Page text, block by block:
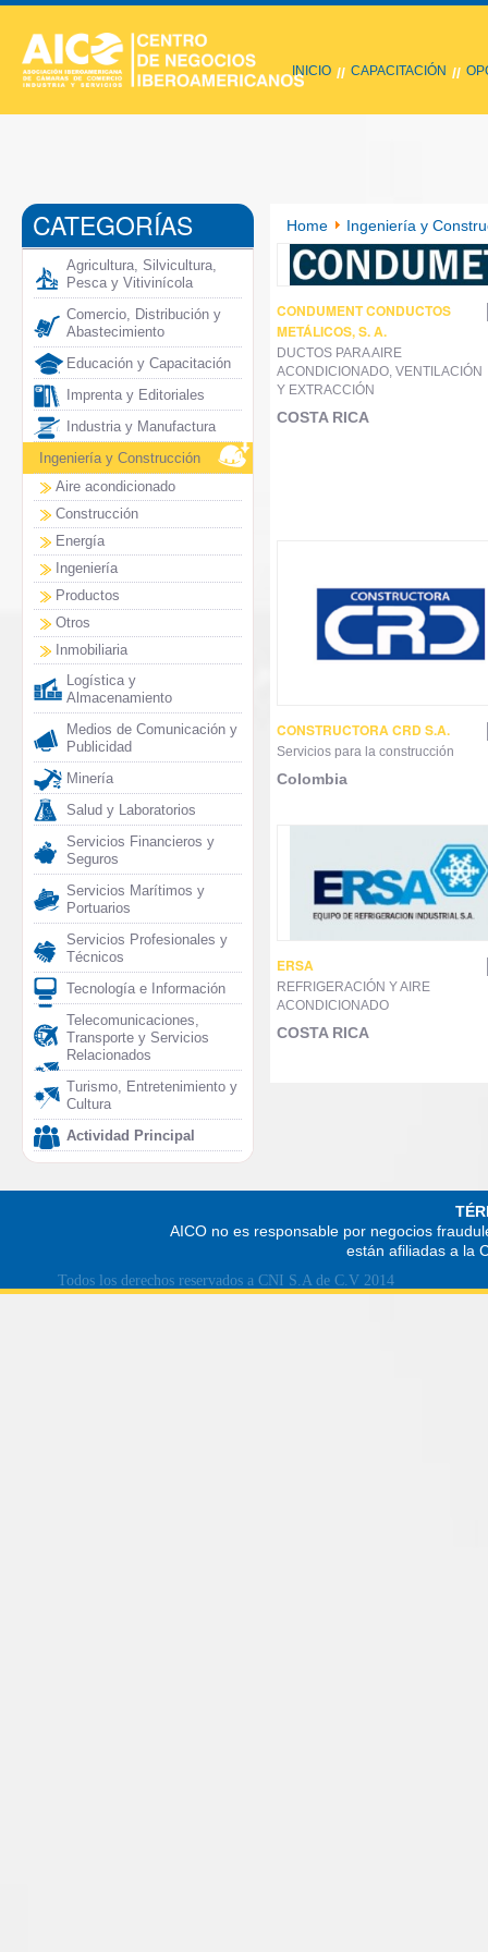
INICIO // CAPACITACIÓN //
CATEGORÍAS
Agricultura, Silvicultura,
Pesca y Vitivinícola
Comercio, Distribución y
Abastecimiento
Educación y Capacitación
Imprenta y Editoriales
Industria y Manufactura
Ingeniería y Construcción
Aire acondicionado
Construcción
Energía
Ingeniería
Productos
Otros
Inmobiliaria
Logística y
Almacenamiento
Medios de Comunicación y
Publicidad
Minería
Salud y Laboratorios
Servicios Financieros y
Seguros
Servicios Marítimos y
Portuarios
Servicios Profesionales y
Técnicos
Tecnología e Información
Telecomunicaciones,
Transporte y Servicios
Relacionados
Turismo, Entretenimiento y
Cultura
Actividad Principal
Home Ingeniería y
CONDUMENT CONDUCTOS
METÁLICOS, S. A.
DUCTOS PARA AIRE
ACONDICIONADO, VENTILACIÓN
Y EXTRACCIÓN
COSTA RICA
CONSTRUCTORA CRD S.A.
Servicios para la construcción
Colombia
ERSA
REFRIGERACIÓN Y AIRE
ACONDICIONADO
COSTA RICA
AICO no es responsable por negocios
están afiliadas a la
Todos los derechos reservados a CNI S.A de C.V 2014